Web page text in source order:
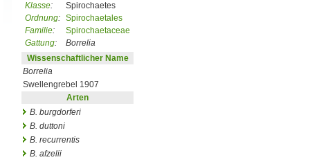
Klasse:
Spirochaetes
Ordnung: Spirochaetales
Familie:
Spirochaetaceae
Gattung:
Borrelia
Wissenschaftlicher Name
Borrelia
Swellengrebel 1907
Arten
B. burgdorferi
B. duttoni
B. recurrentis
B. afzelii